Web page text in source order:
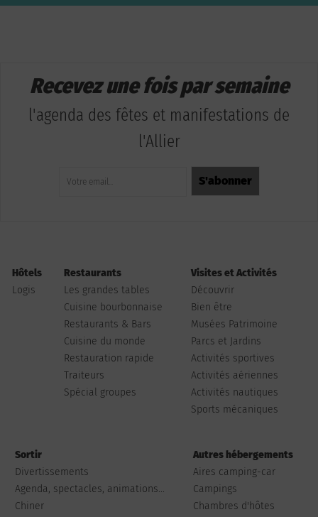
Recevez une fois par semaine
l'agenda des fêtes et manifestations de
l'Allier
Hôtels
Logis
Restaurants
Les grandes tables
Cuisine bourbonnaise
Restaurants & Bars
Cuisine du monde
Restauration rapide
Traiteurs
Spécial groupes
Visites et Activités
Découvrir
Bien être
Musées Patrimoine
Parcs et Jardins
Activités sportives
Activités aériennes
Activités nautiques
Sports mécaniques
Sortir
Divertissements
Agenda, spectacles, animations...
Chiner
Autres hébergements
Aires camping-car
Campings
Chambres d'hôtes